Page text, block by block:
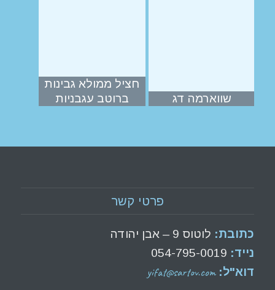
שווארמה דג
חציל ממולא גבינות
ברוטב עגבניות
פרטי קשר
כתובת: לוטוס 9 – אבן יהודה
נייד: 054-795-0019
דוא"ל:yifat@sartov.com